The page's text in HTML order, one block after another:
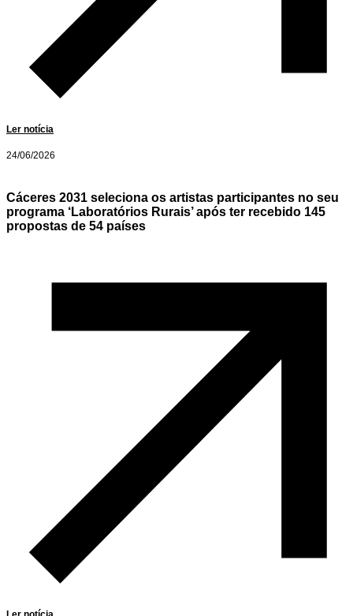
Ler notícia
24/06/2026
Cáceres 2031 seleciona os artistas participantes no seu
programa ‘Laboratórios Rurais’ após ter recebido 145
propostas de 54 países